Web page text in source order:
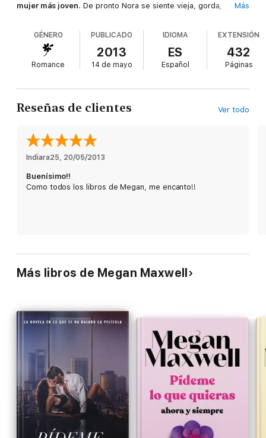
mujer más joven. De pronto Nora se siente vieja, gorda,
Gracias a su mejor amiga, que es la positividad en persona,
Nora empieza a tomar las riendas de su vida y se da cuenta
de que, a pesar del abandono de Giorgio, ¡sigue viva!
endulza la vida, le tiene guardadas muchas sorpresas. ¿Te
animas a descubrirlas?
«Me encanta esta escritora. Ningún libro me ha
decepcionado», Davinia.
«Si os gusta Megan, ya podéis empezar con esta preciosa
historia que nos hace ver que en el amor la edad no cuenta»,
Más
GÉNERO
Romance
PUBLICADO
2013
14 de mayo
IDIOMA
ES
Español
EXTENSIÓN
432
Páginas
Reseñas de clientes Ver todo
Indiara25 20/05/2013
Buenísimo!!
Como todos los libros de Megan, me encanto!!
Más libros de Megan Maxwell